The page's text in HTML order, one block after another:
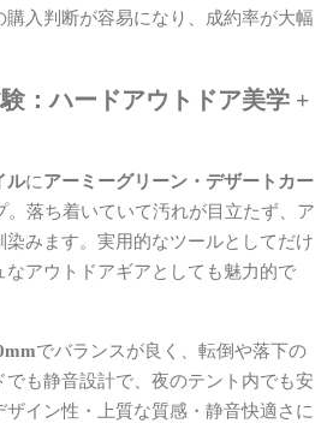
購入判断が容易になり、成約率が大幅
：ハードアウトドア美学 +
ルにアーミーグリーン・デザートカー
。落ち着いていて汚れが目立たず、ア
みます。実用的なツールとしてだけ
なアウトドアギアとしても魅力的で
でバランスが良く、転倒や落下の
も静音設計で、夜のテント内でも安
イン性・上質な質感・静音快適さに